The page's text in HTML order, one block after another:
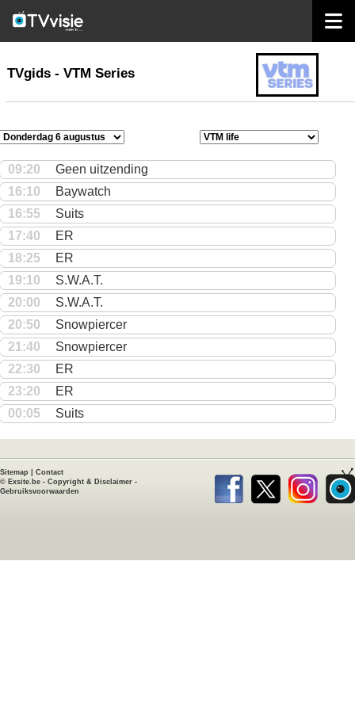
TVgids
TVgids - VTM Series
09:20
Geen uitzending
16:10
Baywatch
16:55
Suits
17:40
ER
18:25
ER
19:10
S.W.A.T.
20:00
S.W.A.T.
20:50
Snowpiercer
21:40
Snowpiercer
22:30
ER
23:20
ER
00:05
Suits
Sitemap
Contact
© Exsite.be - Copyright & Disclaimer -
Gebruiksvoorwaarden